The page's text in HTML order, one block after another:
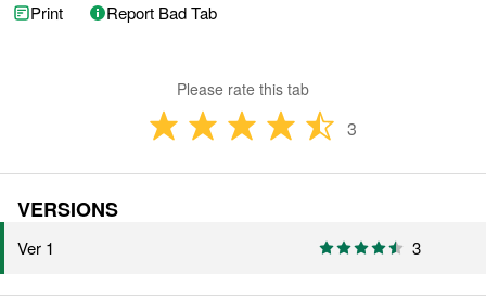
Print Report Bad Tab
Please rate this tab
3
VERSIONS
Ver 1 3